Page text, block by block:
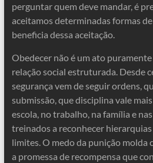
perguntar quem deve mandar, é
aceitamos determinadas formas
beneficia dessa aceitação.
Obedecer não é um ato
relação social estruturada. Desde
segurança vem de seguir ordens,
submissão, que disciplina vale
escola, no trabalho, na família e
treinados a reconhecer
limites. O medo da punição molda
a promessa de recompensa que